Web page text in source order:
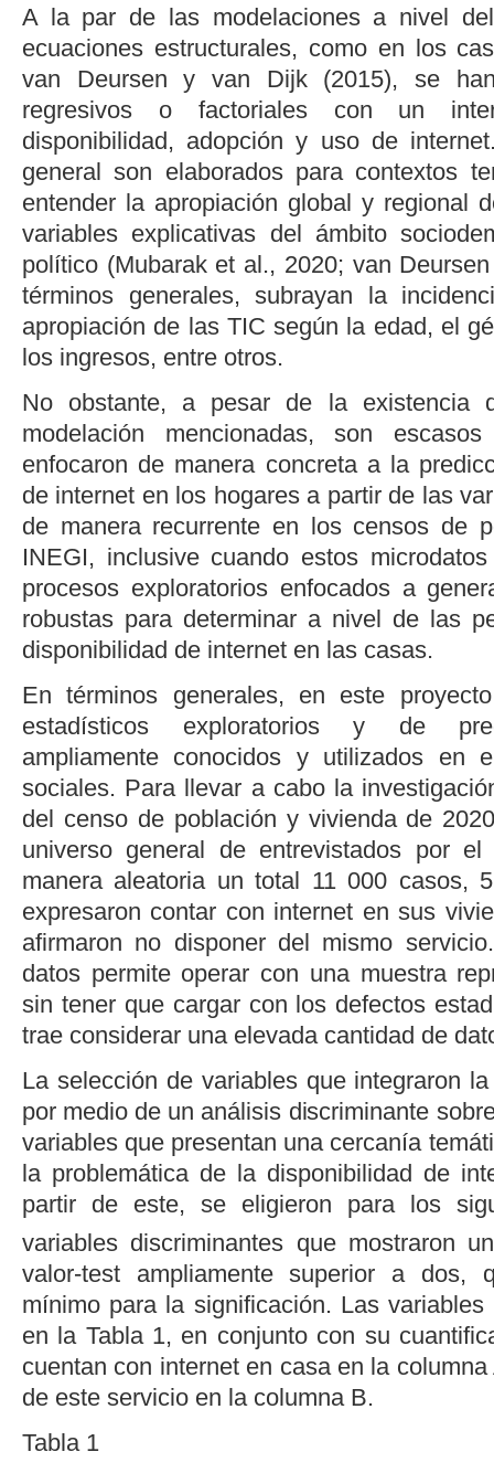
A la par de las modelaciones a nivel
ecuaciones estructurales, como en los
van Deursen y van Dijk (2015), se
regresivos o factoriales con un
disponibilidad, adopción y uso de
general son elaborados para contextos
entender la apropiación global y regional
variables explicativas del ámbito
político (Mubarak et al., 2020; van
términos generales, subrayan la
apropiación de las TIC según la edad, el
los ingresos, entre otros.
No obstante, a pesar de la existencia
modelación mencionadas, son
enfocaron de manera concreta a la
de internet en los hogares a partir de las
de manera recurrente en los censos de
INEGI, inclusive cuando estos
procesos exploratorios enfocados a
robustas para determinar a nivel de las
disponibilidad de internet en las casas.
En términos generales, en este
estadísticos exploratorios y de
ampliamente conocidos y utilizados en
sociales. Para llevar a cabo la
del censo de población y vivienda de
universo general de entrevistados por
manera aleatoria un total 11 000 casos,
expresaron contar con internet en sus
afirmaron no disponer del mismo
datos permite operar con una muestra
sin tener que cargar con los defectos
trae considerar una elevada cantidad de
La selección de variables que integraron
por medio de un análisis discriminante
variables que presentan una cercanía
la problemática de la disponibilidad de
partir de este, se eligieron para los
variables discriminantes que mostraron
valor-test ampliamente superior a dos,
mínimo para la significación. Las
en la Tabla 1, en conjunto con su
cuentan con internet en casa en la
de este servicio en la columna B.
Tabla 1